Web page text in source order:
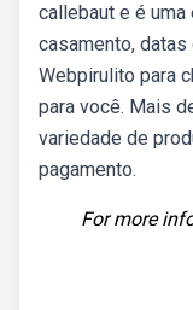
callebaut e é
casamento, datas
Webpirulito para
para você. Mais
variedade de
pagamento.
For more